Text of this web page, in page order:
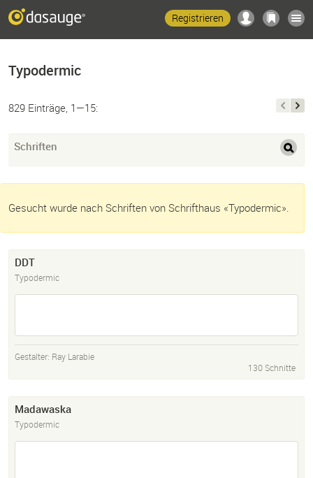
Registrieren
Typodermic
829 Einträge, 1—15:
Schriften
Gesucht wurde nach Schriften von Schrifthaus «Typodermic».
DDT
Typodermic
Gestalter: Ray Larabie
130 Schnitte
Madawaska
Typodermic